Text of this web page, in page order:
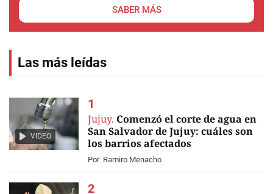
SABER MÁS
Las más leídas
VIDEO
Jujuy. Comenzó el corte de agua en
San Salvador de Jujuy: cuáles son
los barrios afectados
Por Ramiro Menacho